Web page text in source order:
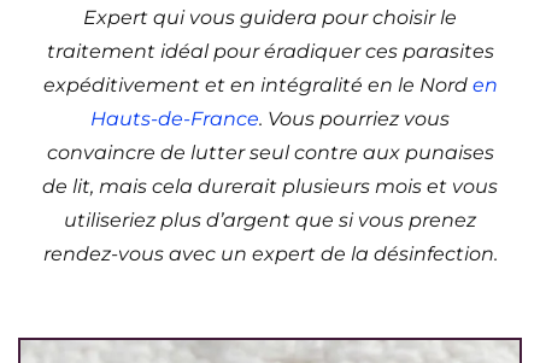
Expert qui vous guidera pour choisir le
traitement idéal pour éradiquer ces parasites
expéditivement et en intégralité en le Nord en
Hauts-de-France. Vous pourriez vous
convaincre de lutter seul contre aux punaises
de lit, mais cela durerait plusieurs mois et vous
utiliseriez plus d’argent que si vous prenez
rendez-vous avec un expert de la désinfection.